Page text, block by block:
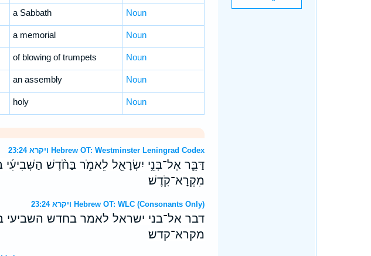
a Sabbath Noun
a memorial Noun
of blowing of trumpets Noun
an assembly Noun
holy Noun
ויקרא 23:24 Hebrew OT: Westminster Leningrad Codex
דַּבֵּ֛ר אֶל־בְּנֵ֥י יִשְׂרָאֵ֖ל לֵאמֹ֑ר בַּחֹ֨דֶשׁ הַשְּׁבִיעִ֜י
מִקְרָא־קֹֽדֶשׁ׃
ויקרא 23:24 Hebrew OT: WLC (Consonants Only)
דבר אל־בני ישראל לאמר בחדש השביעי
מקרא־קדש׃